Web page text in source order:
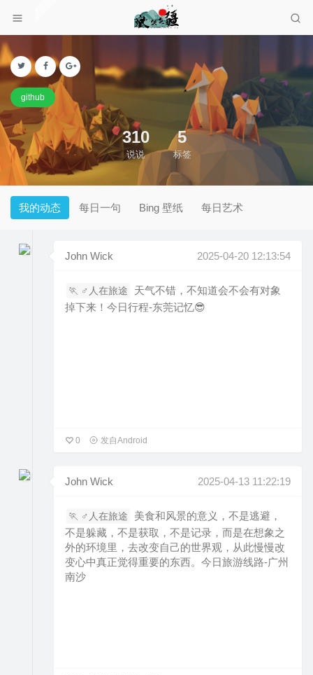
github
310
说说
5
标签
我的动态 每日一句 Bing 壁纸 每日艺术
John Wick 2025-04-20 12:13:54
🏃 ‍♂️人在旅途
天气不错，不知道会不会有对象
掉下来！今日行程-东莞记忆😎
0 发自Android
John Wick 2025-04-13 11:22:19
🏃 ‍♂️人在旅途
美食和风景的意义，不是逃避，
不是躲藏，不是获取，不是记录，而是在想象之
外的环境里，去改变自己的世界观，从此慢慢改
变心中真正觉得重要的东西。今日旅游线路-广州
南沙